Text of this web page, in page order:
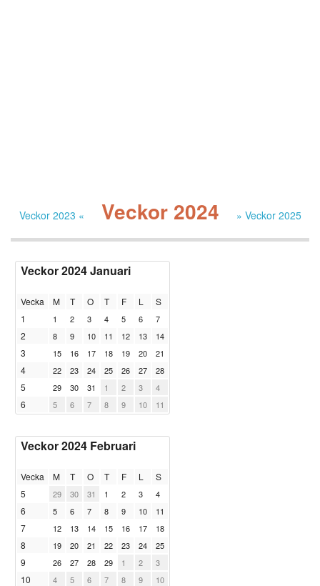
Veckor 2023 « Veckor 2024 » Veckor 2025
Veckor 2024 Januari
Vecka M T O T F L
S
1
1 2 3 4 5 6 7
2 8 9 10 11 12 13 14
3 15 16 17 18 19 20 21
4 22 23 24 25 26 27 28
5 29 30 31 1 2 3 4
6 5 6 7 8 9 10 11
Veckor 2024 Februari
Vecka M T O T F L
S
5
29 30 31 1 2 3 4
6 5 6 7 8 9 10 11
7 12 13 14 15 16 17 18
8 19 20 21 22 23 24 25
9 26 27 28 29 1 2 3
10 4 5 6 7 8 9 10